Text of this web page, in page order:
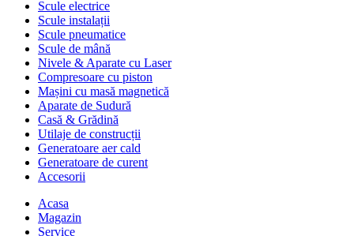
Scule electrice
Scule instalații
Scule pneumatice
Scule de mână
Nivele & Aparate cu Laser
Compresoare cu piston
Mașini cu masă magnetică
Aparate de Sudură
Casă & Grădină
Utilaje de construcții
Generatoare aer cald
Generatoare de curent
Accesorii
Acasa
Magazin
Service